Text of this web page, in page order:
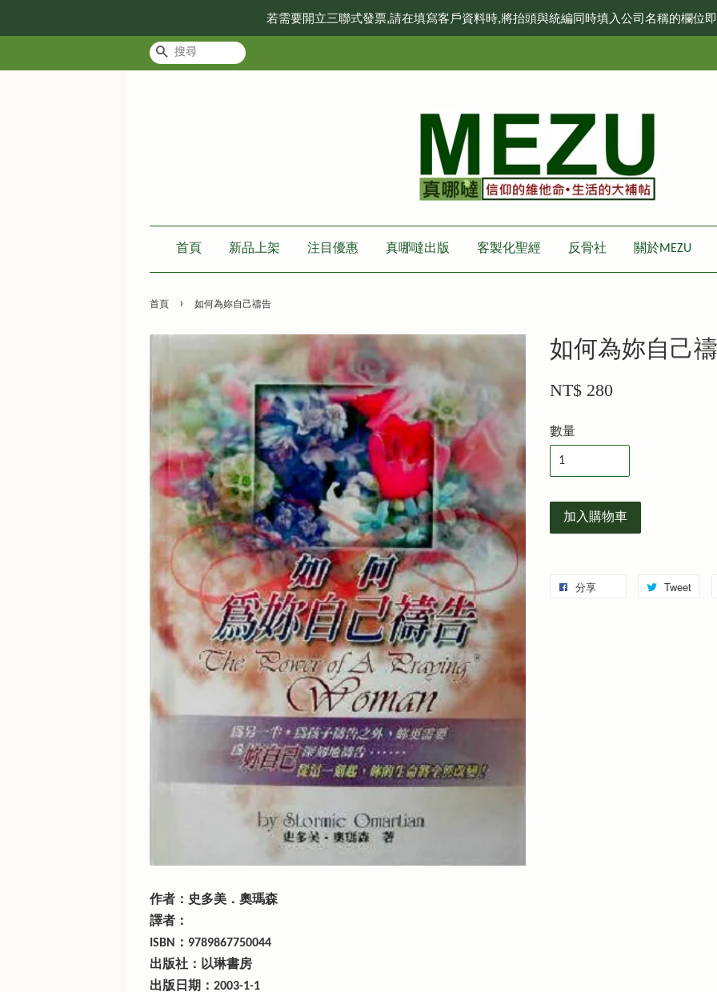
若需要開立三聯式發票,請在填寫客戶資料時,將抬頭與統編同時填入公司名稱的欄位
搜尋
首頁 新品上架 注目優惠 真哪噠出版 客製化聖經 反骨社 關於MEZU
首頁 › 如何為妳自己禱告
如何為妳自己
NT$ 280
數量
加入購物車
分享 Tweet
作者：史多美．奧瑪森
譯者：
ISBN：9789867750044
出版社：以琳書房
出版日期：2003-1-1